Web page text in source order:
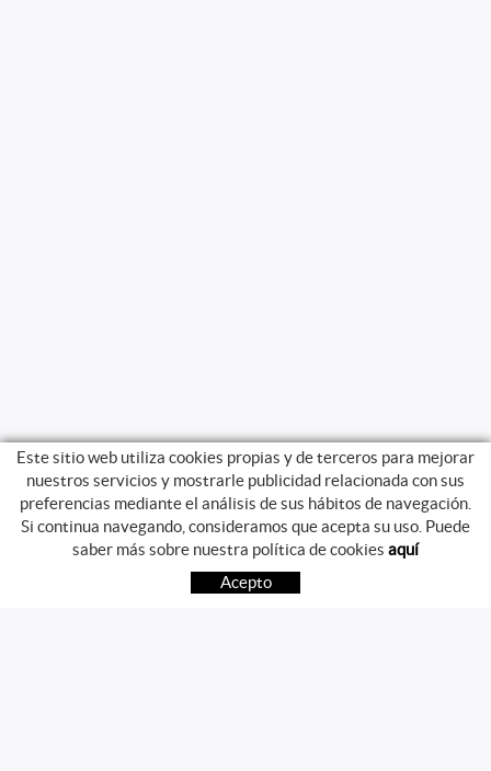
GUIA DE COMPRA
COMO COMPRAR
PREGUNTAS FRECUENTES
Este sitio web utiliza cookies propias y de terceros para mejorar
nuestros servicios y mostrarle publicidad relacionada con sus
preferencias mediante el análisis de sus hábitos de navegación.
Si continua navegando, consideramos que acepta su uso. Puede
saber más sobre nuestra política de cookies aquí
Acepto